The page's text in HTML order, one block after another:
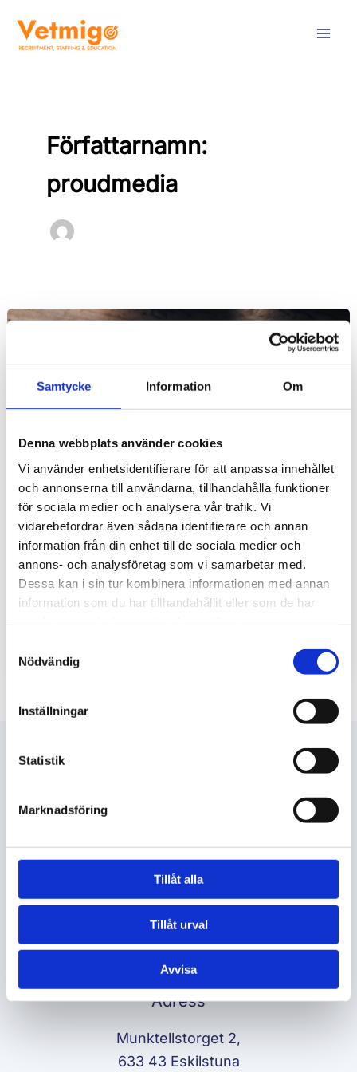
Samtycke Information Om
Denna webbplats använder cookies
Vi använder enhetsidentifierare för att anpassa innehållet
och annonserna till användarna, tillhandahålla funktioner
för sociala medier och analysera vår trafik. Vi
vidarebefordrar även sådana identifierare och annan
information från din enhet till de sociala medier och
annons- och analysföretag som vi samarbetar med.
Dessa kan i sin tur kombinera informationen med annan
information som du har tillhandahållit eller som de har
Nödvändig
Inställningar
Statistik
Marknadsföring
Tillåt alla
Tillåt urval
Avvisa
innehåll
Författarnamn:
proudmedia
Uncategorized
Hur skriver man ett bra personligt brev till
+46 10 405 35 00
Öppetider
Måndag – Fredag:
Adress
Munktellstorget 2,
633 43 Eskilstuna